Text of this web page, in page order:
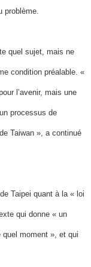
problème.
quel sujet, mais ne
condition préalable. «
l’avenir, mais une
processus de
Taiwan », a continué
Taipei quant à la « loi
qui donne « un
quel moment », et qui